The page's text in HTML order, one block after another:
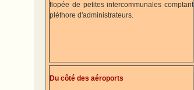
flopée de petites intercommunales comptant
pléthore d'administrateurs.
Du côté des aéroports